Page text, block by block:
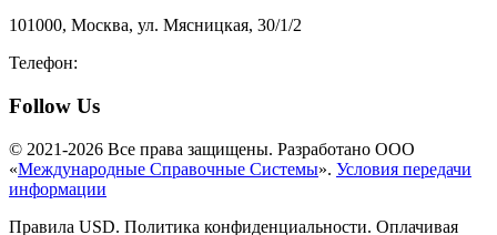
101000, Москва, ул. Мясницкая, 30/1/2
Телефон:
Follow Us
© 2021-2026 Все права защищены. Разработано ООО
«Международные Справочные Системы». Условия передачи
информации
Правила USD. Политика конфиденциальности. Оплачивая